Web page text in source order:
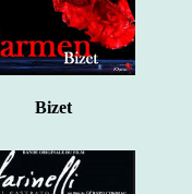
Bizet